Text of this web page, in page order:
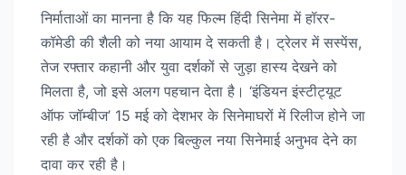
निर्माताओं का मानना है कि यह फिल्म हिंदी सिनेमा में हॉरर-
कॉमेडी की शैली को नया आयाम दे सकती है। ट्रेलर में सस्पेंस,
तेज रफ्तार कहानी और युवा दर्शकों से जुड़ा हास्य देखने को
मिलता है, जो इसे अलग पहचान देता है। ‘इंडियन इंस्टीट्यूट
ऑफ जॉम्बीज’ 15 मई को देशभर के सिनेमाघरों में रिलीज होने जा
रही है और दर्शकों को एक बिल्कुल नया सिनेमाई अनुभव देने का
दावा कर रही है।